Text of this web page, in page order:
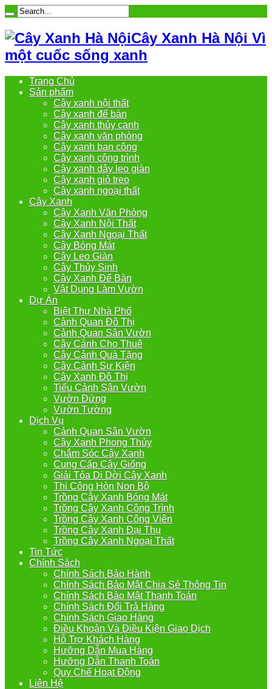
Cây Xanh Hà Nội Vì
một cuốc sống xanh
Trang Chủ
Sản phẩm
Cây xanh nội thất
Cây xanh để bàn
Cây xanh thủy canh
Cây xanh văn phòng
Cây xanh ban công
Cây xanh công trình
Cây xanh dây leo giàn
Cây xanh giỏ treo
Cây xanh ngoại thất
Cây Xanh
Cây Xanh Văn Phòng
Cây Xanh Nội Thất
Cây Xanh Ngoại Thất
Cây Bóng Mát
Cây Leo Giàn
Cây Thủy Sinh
Cây Xanh Để Bàn
Vật Dụng Làm Vườn
Dự Án
Biệt Thự Nhà Phố
Cảnh Quan Đô Thị
Cảnh Quan Sân Vườn
Cây Cảnh Cho Thuê
Cây Cảnh Quà Tặng
Cây Cảnh Sự Kiện
Cây Xanh Đô Thị
Tiểu Cảnh Sân Vườn
Vườn Đứng
Vườn Tường
Dịch Vụ
Cảnh Quan Sân Vườn
Cây Xanh Phong Thủy
Chắm Sóc Cây Xanh
Cung Cấp Cây Giống
Giải Tỏa Di Dời Cây Xanh
Thi Công Hòn Non Bộ
Trồng Cây Xanh Bóng Mát
Trồng Cây Xanh Công Trình
Trồng Cây Xanh Công Viên
Trồng Cây Xanh Đại Thụ
Trồng Cây Xanh Ngoại Thất
Tin Tức
Chính Sách
Chính Sách Bảo Hành
Chính Sách Bảo Mật Chia Sẻ Thông Tin
Chính Sách Bảo Mật Thanh Toán
Chính Sách Đổi Trả Hàng
Chính Sách Giao Hàng
Điều Khoản Và Điều Kiện Giao Dịch
Hỗ Trợ Khách Hàng
Hưỡng Dẫn Mua Hàng
Hưỡng Dẫn Thanh Toán
Quy Chế Hoạt Động
Liên Hệ